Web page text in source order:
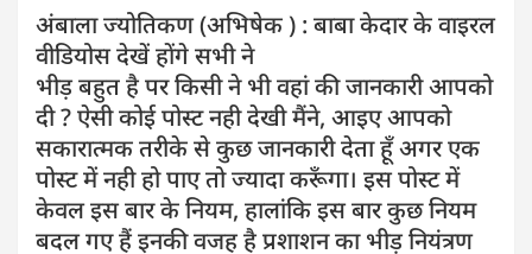
अंबाला ज्योतिकण (अभिषेक ) : बाबा केदार के वाइरल
वीडियोस देखें होंगे सभी ने
भीड़ बहुत है पर किसी ने भी वहां की जानकारी आपको
दी ? ऐसी कोई पोस्ट नही देखी मैंने, आइए आपको
सकारात्मक तरीके से कुछ जानकारी देता हूँ अगर एक
पोस्ट में नही हो पाए तो ज्यादा करूँगा। इस पोस्ट में
केवल इस बार के नियम, हालांकि इस बार कुछ नियम
बदल गए हैं इनकी वजह है प्रशाशन का भीड़ नियंत्रण